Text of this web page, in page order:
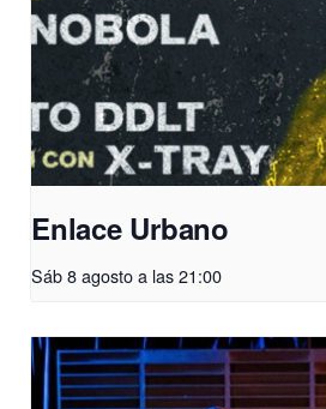
Enlace Urbano
Sáb 8 agosto a las 21:00